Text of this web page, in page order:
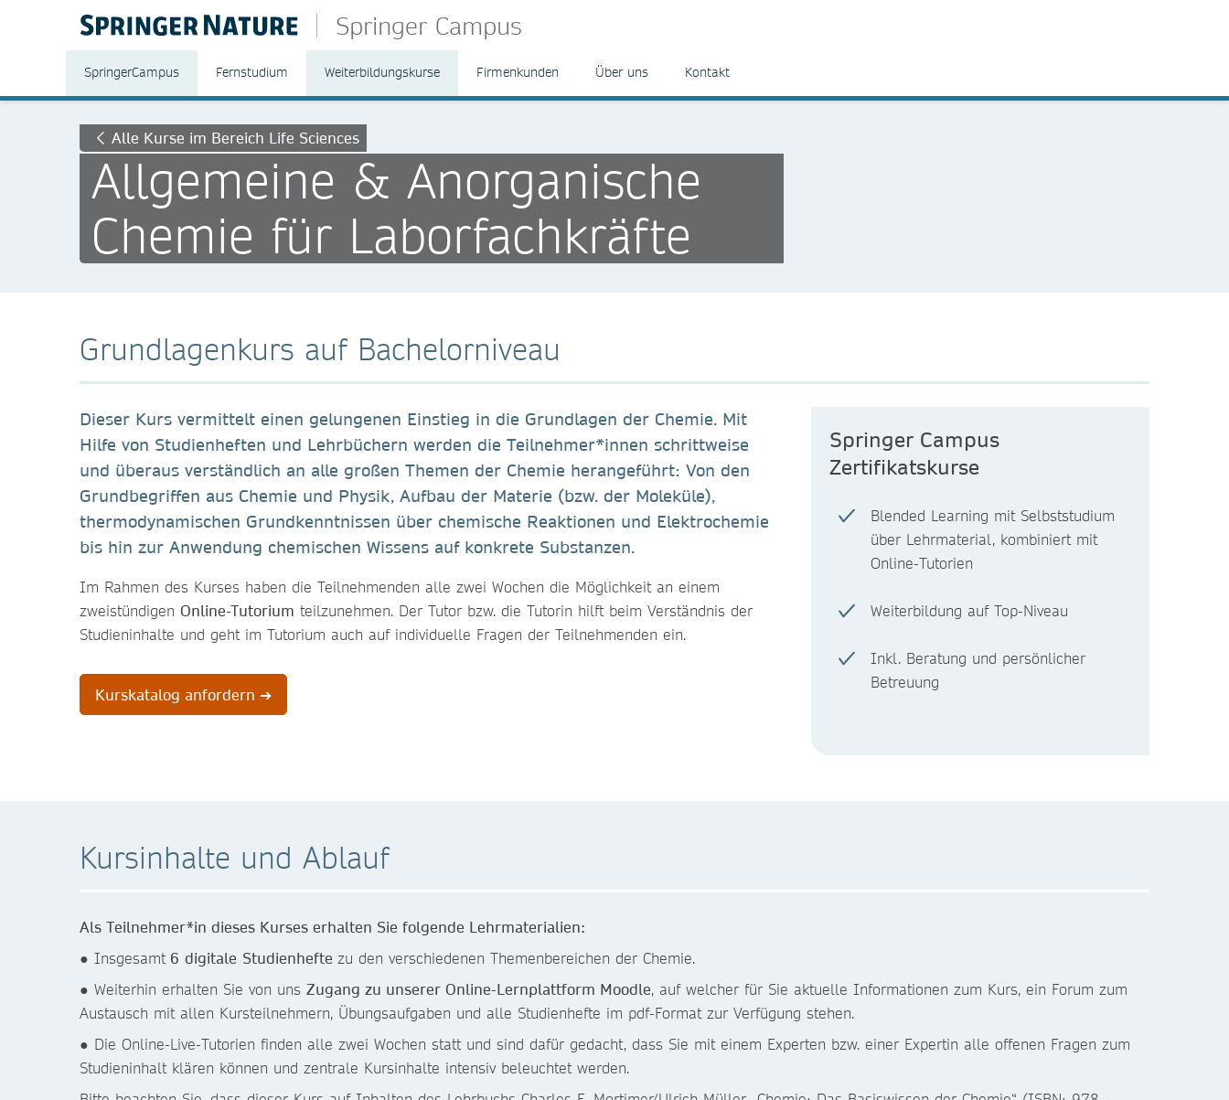
Springer Campus
SpringerCampus Fernstudium Weiterbildungskurse Firmenkunden Über uns Kontakt
Alle Kurse im Bereich Life Sciences
Allgemeine & Anorganische
Chemie für Laborfachkräfte
Grundlagenkurs auf Bachelorniveau
Dieser Kurs vermittelt einen gelungenen Einstieg in die Grundlagen der Chemie. Mit
Hilfe von Studienheften und Lehrbüchern werden die Teilnehmer*innen schrittweise
und überaus verständlich an alle großen Themen der Chemie herangeführt: Von den
Grundbegriffen aus Chemie und Physik, Aufbau der Materie (bzw. der Moleküle),
thermodynamischen Grundkenntnissen über chemische Reaktionen und Elektrochemie
bis hin zur Anwendung chemischen Wissens auf konkrete Substanzen.
Im Rahmen des Kurses haben die Teilnehmenden alle zwei Wochen die Möglichkeit an einem
zweistündigen Online-Tutorium teilzunehmen. Der Tutor bzw. die Tutorin hilft beim Verständnis der
Studieninhalte und geht im Tutorium auch auf individuelle Fragen der Teilnehmenden ein.
Kurskatalog anfordern ➔
Springer Campus
Zertifikatskurse
Blended Learning mit Selbststudium
über Lehrmaterial, kombiniert mit
Online-Tutorien
Weiterbildung auf Top-Niveau
Inkl. Beratung und persönlicher
Betreuung
Kursinhalte und Ablauf
Als Teilnehmer*in dieses Kurses erhalten Sie folgende Lehrmaterialien:
● Insgesamt6 digitale Studienhefte zu den verschiedenen Themenbereichen der Chemie.
● Weiterhin erhalten Sie von uns Zugang zu unserer Online-Lernplattform Moodle, auf welcher für Sie aktuelle Informationen zum Kurs, ein Forum zum
Austausch mit allen Kursteilnehmern, Übungsaufgaben und alle Studienhefte im pdf-Format zur Verfügung stehen.
● Die Online-Live-Tutorien finden alle zwei Wochen statt und sind dafür gedacht, dass Sie mit einem Experten bzw. einer Expertin alle offenen Fragen zum
Studieninhalt klären können und zentrale Kursinhalte intensiv beleuchtet werden.